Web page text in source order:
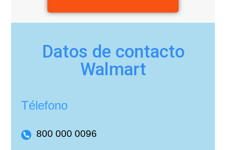
Datos de contacto
Walmart
Télefono
800 000 0096